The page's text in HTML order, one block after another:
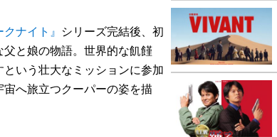
クナイト』 シリーズ完結後、初
と娘の物語。世界的な飢饉
いう壮大なミッションに参加
へ旅立つクーパーの姿を描